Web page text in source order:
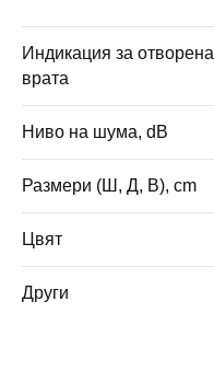
Индикация за отворена
врата
Ниво на шума, dB
Размери (Ш, Д, В), cm
Цвят
Други